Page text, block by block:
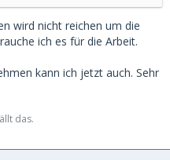
wird nicht reichen um die
ich es für die Arbeit.
kann ich jetzt auch. Sehr
das.